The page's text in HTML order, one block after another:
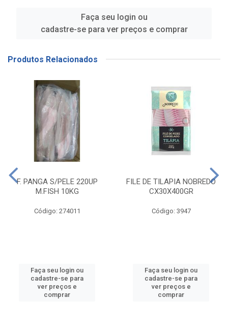
Faça seu login ou
cadastre-se para ver preços e comprar
Produtos Relacionados
F. PANGA S/PELE 220UP
M.FISH 10KG
Código: 274011
Faça seu login ou
cadastre-se para
ver preços e
comprar
FILE DE TILAPIA NOBREDO
CX30X400GR
Código: 3947
Faça seu login ou
cadastre-se para
ver preços e
comprar